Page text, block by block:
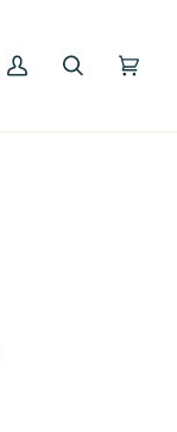
Mi
Buscar Carrito